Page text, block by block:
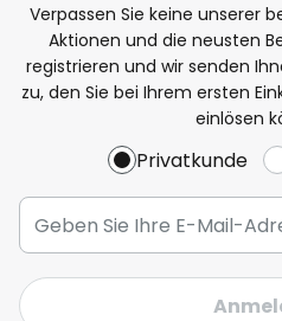
Verpassen Sie keine unserer
Aktionen und die neusten
registrieren und wir senden
zu, den Sie bei Ihrem ersten
einlösen
Privatkunde